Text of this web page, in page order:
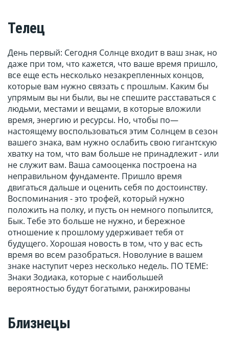
Телец
День первый: Сегодня Солнце входит в ваш знак, но
даже при том, что кажется, что ваше время пришло,
все еще есть несколько незакрепленных концов,
которые вам нужно связать с прошлым. Каким бы
упрямым вы ни были, вы не спешите расставаться с
людьми, местами и вещами, в которые вложили
время, энергию и ресурсы. Но, чтобы по—
настоящему воспользоваться этим Солнцем в сезон
вашего знака, вам нужно ослабить свою гигантскую
хватку на том, что вам больше не принадлежит - или
не служит вам. Ваша самооценка построена на
неправильном фундаменте. Пришло время
двигаться дальше и оценить себя по достоинству.
Воспоминания - это трофей, который нужно
положить на полку, и пусть он немного попылится,
Бык. Тебе это больше не нужно, и бережное
отношение к прошлому удерживает тебя от
будущего. Хорошая новость в том, что у вас есть
время во всем разобраться. Новолуние в вашем
знаке наступит через несколько недель. ПО ТЕМЕ:
Знаки Зодиака, которые с наибольшей
вероятностью будут богатыми, ранжированы
Близнецы